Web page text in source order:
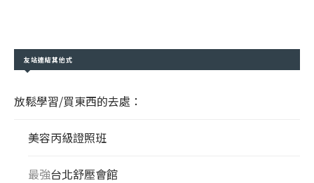
友站連結其他式
放鬆學習/買東西的去處：
美容丙級證照班
最強台北舒壓會館